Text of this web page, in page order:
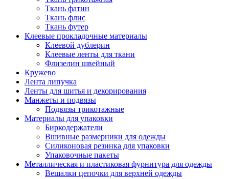
Ткань фатин
Ткань флис
Ткань футер
Клеевые прокладочные материалы
Клеевой дублерин
Клеевые ленты для ткани
Флизелин швейный
Кружево
Лента липучка
Ленты для шитья и декорирования
Манжеты и подвязы
Подвязы трикотажные
Материалы для упаковки
Биркодержатели
Вшивные размерники для одежды
Силиконовая резинка для упаковки
Упаковочные пакеты
Металлическая и пластиковая фурнитура для одежды
Вешалки цепочки для верхней одежды